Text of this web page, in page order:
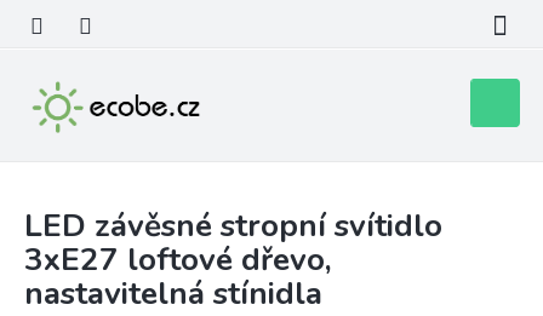
obsah
košík
LED závěsné stropní svítidlo
3xE27 loftové dřevo,
nastavitelná stínidla